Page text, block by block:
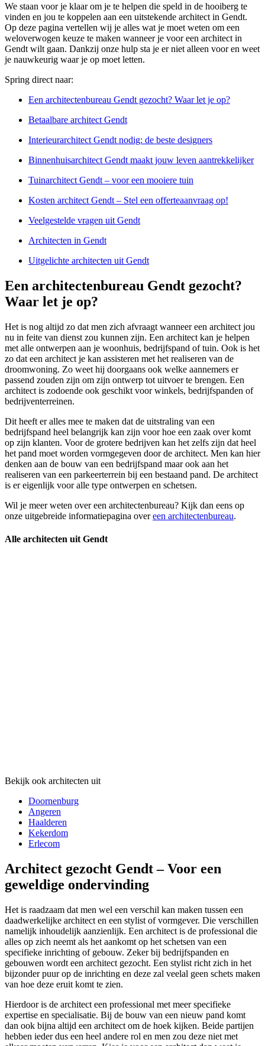
We staan voor je klaar om je te helpen die speld in de hooiberg te
vinden en jou te koppelen aan een uitstekende architect in Gendt.
Op deze pagina vertellen wij je alles wat je moet weten om een
weloverwogen keuze te maken wanneer je voor een architect in
Gendt wilt gaan. Dankzij onze hulp sta je er niet alleen voor en weet
je nauwkeurig waar je op moet letten.
Spring direct naar:
Een architectenbureau Gendt gezocht? Waar let je op?
Betaalbare architect Gendt
Interieurarchitect Gendt nodig: de beste designers
Binnenhuisarchitect Gendt maakt jouw leven aantrekkelijker
Tuinarchitect Gendt – voor een mooiere tuin
Kosten architect Gendt – Stel een offerteaanvraag op!
Veelgestelde vragen uit Gendt
Architecten in Gendt
Uitgelichte architecten uit Gendt
Een architectenbureau Gendt gezocht?
Waar let je op?
Het is nog altijd zo dat men zich afvraagt wanneer een architect jou
nu in feite van dienst zou kunnen zijn. Een architect kan je helpen
met alle ontwerpen aan je woonhuis, bedrijfspand of tuin. Ook is het
zo dat een architect je kan assisteren met het realiseren van de
droomwoning. Zo weet hij doorgaans ook welke aannemers er
passend zouden zijn om zijn ontwerp tot uitvoer te brengen. Een
architect is zodoende ook geschikt voor winkels, bedrijfspanden of
bedrijventerreinen.
Dit heeft er alles mee te maken dat de uitstraling van een
bedrijfspand heel belangrijk kan zijn voor hoe een zaak over komt
op zijn klanten. Voor de grotere bedrijven kan het zelfs zijn dat heel
het pand moet worden vormgegeven door de architect. Men kan hier
denken aan de bouw van een bedrijfspand maar ook aan het
realiseren van een parkeerterrein bij een bestaand pand. De architect
is er eigenlijk voor alle type ontwerpen en schetsen.
Wil je meer weten over een architectenbureau? Kijk dan eens op
onze uitgebreide informatiepagina overeen architectenbureau.
Alle architecten uit Gendt
Bekijk ook architecten uit
Doornenburg
Angeren
Haalderen
Kekerdom
Erlecom
Architect gezocht Gendt – Voor een
geweldige ondervinding
Het is raadzaam dat men wel een verschil kan maken tussen een
daadwerkelijke architect en een stylist of vormgever. Die verschillen
namelijk inhoudelijk aanzienlijk. Een architect is de professional die
alles op zich neemt als het aankomt op het schetsen van een
specifieke inrichting of gebouw. Zeker bij bedrijfspanden en
gebouwen wordt een architect gezocht. Een stylist richt zich in het
bijzonder puur op de inrichting en deze zal veelal geen schets maken
van hoe deze eruit komt te zien.
Hierdoor is de architect een professional met meer specifieke
expertise en specialisatie. Bij de bouw van een nieuw pand komt
dan ook bijna altijd een architect om de hoek kijken. Beide partijen
hebben ieder dus een heel andere rol en men zou deze niet met